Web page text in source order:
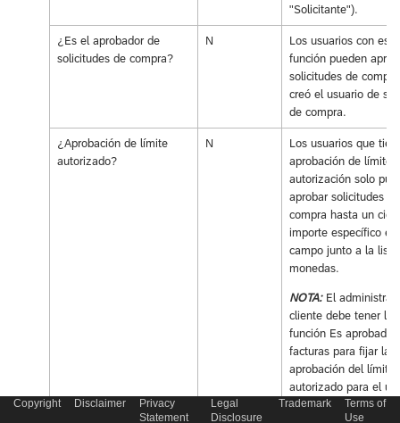
"Solicitante").
¿Es el aprobador de
solicitudes de compra?
N
Los usuarios con esta
función pueden
solicitudes de
creó el usuario de
de compra.
¿Aprobación de límite
autorizado?
N
Los usuarios que
aprobación de límite
autorización solo
aprobar solicitudes de
compra hasta un
importe específico en
campo junto a la
monedas.
NOTA:El
cliente debe tener la
función Es aprobador
facturas para fijar la
aprobación del límite
autorizado para el
¿Es el administrador de N Los usuarios con esta
Copyright Disclaimer
Privacy
Statement
Legal
Disclosure
Trademark
Terms of
Use